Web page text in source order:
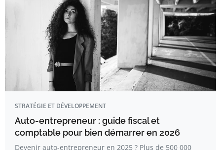
STRATÉGIE ET DÉVELOPPEMENT
Auto-entrepreneur : guide fiscal et
comptable pour bien démarrer en 2026
Devenir auto-entrepreneur en 2025 ? Plus de 500 000